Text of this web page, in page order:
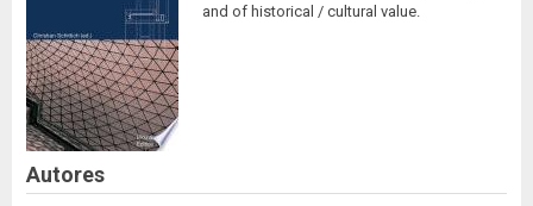
and of historical / cultural value.
Autores